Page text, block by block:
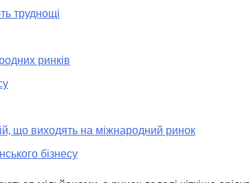
труднощі
ринків
що виходять на міжнародний ринок
бізнесу